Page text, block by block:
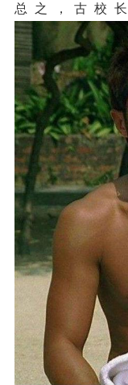
总之，古校